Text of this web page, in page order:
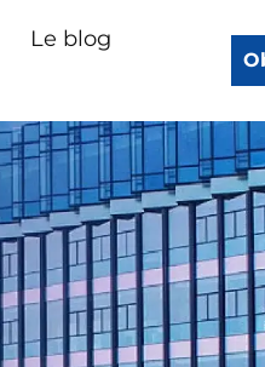
Le blog